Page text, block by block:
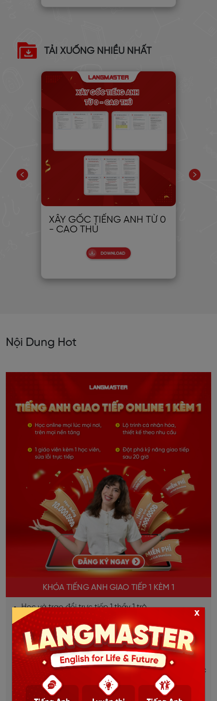
TẢI XUỐNG NHIỀU NHẤT
XÂY GỐC TIẾNG ANH TỪ 0
- CAO THỦ
Nội Dung Hot
KHÓA TIẾNG ANH GIAO TIẾP 1 KÈM 1
Học và trao đổi trực tiếp 1 thầy 1 trò.
Giao tiếp liên tục, sửa lỗi kịp thời, bù đắp lỗ hổng
ngay lập tức.
Lộ trình học được thiết kế riêng cho từng học viên.
Dựa trên mục tiêu, đặc thù từng ngành việc của học
viên.
Học mọi lúc mọi nơi, thời gian linh hoạt.
x